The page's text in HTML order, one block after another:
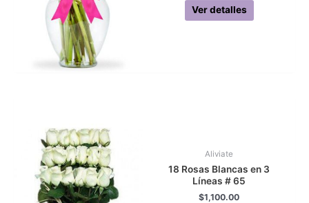
was:
$1,150.00.
Ver detalles
Aliviate
18 Rosas Blancas en 3
Líneas # 65
$1,100.00